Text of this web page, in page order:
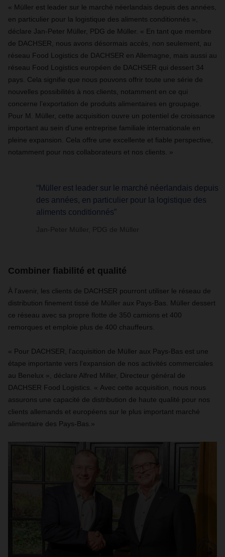
« Müller est leader sur le marché néerlandais depuis des années,
en particulier pour la logistique des aliments conditionnés »
déclare Jan-Peter Müller, PDG de Müller. « En tant que membre
de DACHSER, nous avons désormais accès, non seulement, au
réseau Food Logistics de DACHSER en Allemagne, mais aussi au
réseau Food Logistics européen de DACHSER qui dessert 34
pays. Cela signifie que nous pouvons offrir toute une série de
nouvelles possibilités à nos clients, notamment en ce qui
concerne l’exportation de produits alimentaires en groupage.
Pour M. Müller, cette acquisition ouvre un potentiel de croissance
important au sein d'une entreprise familiale internationale en
pleine expansion. Cela offre une excellente et fiable perspective,
notamment pour nos collaborateurs et nos clients. »
“Müller est leader sur le marché néerlandais depuis
des années, en particulier pour la logistique des
aliments conditionnés”
Jan-Peter Müller, PDG de Müller
Combiner fiabilité et qualité
À l'avenir, les clients de DACHSER pourront utiliser le réseau de
distribution finement tissé de Müller aux Pays-Bas. Müller dessert
ce réseau avec sa propre flotte de 350 camions et 400
remorques et emploie plus de 400 chauffeurs.
« Pour DACHSER, l'acquisition de Müller aux Pays-Bas est une
étape importante vers l'expansion de nos activités commerciales
au Benelux » , déclare Alfred Miller, Directeur général de
DACHSER Food Logistics. « Avec cette acquisition, nous nous
assurons une capacité de distribution de haute qualité pour nos
clients allemands et européens sur le plus important marché
alimentaire des Pays-Bas. »